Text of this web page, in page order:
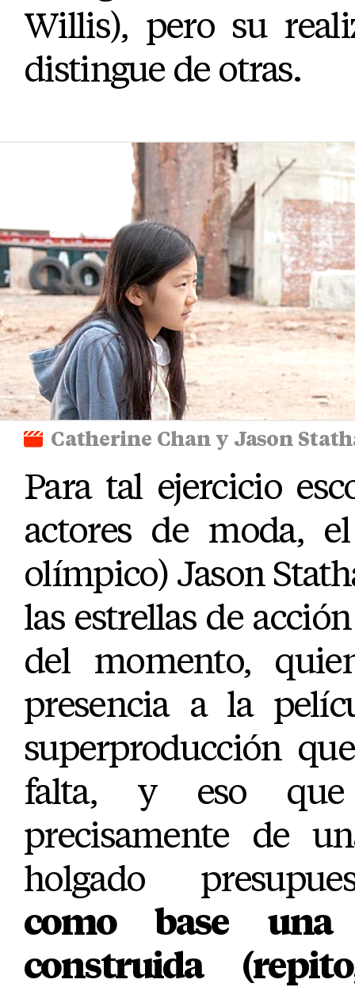
Willis), pero su
distingue de otras.
Catherine Chan y Jason
Para tal ejercicio
actores de moda,
olímpico) Jason
las estrellas de
del momento,
presencia a la
superproducción
falta, y eso que
precisamente de
holgado
como base
construida